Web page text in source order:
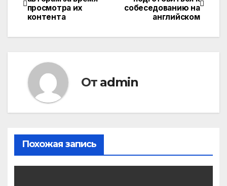
по
записям
собеседованию на
английском
просмотра их
контента
От admin
Похожая запись